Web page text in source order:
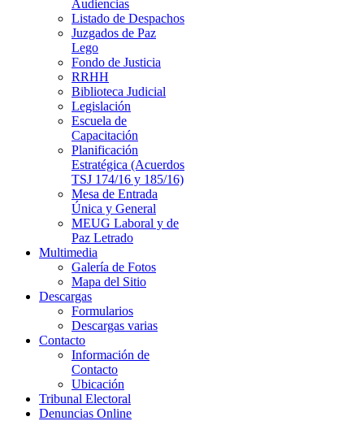
Audiencias
Listado de Despachos
Juzgados de Paz
Lego
Fondo de Justicia
RRHH
Biblioteca Judicial
Legislación
Escuela de
Capacitación
Planificación
Estratégica (Acuerdos
TSJ 174/16 y 185/16)
Mesa de Entrada
Única y General
MEUG Laboral y de
Paz Letrado
Multimedia
Galería de Fotos
Mapa del Sitio
Descargas
Formularios
Descargas varias
Contacto
Información de
Contacto
Ubicación
Tribunal Electoral
Denuncias Online